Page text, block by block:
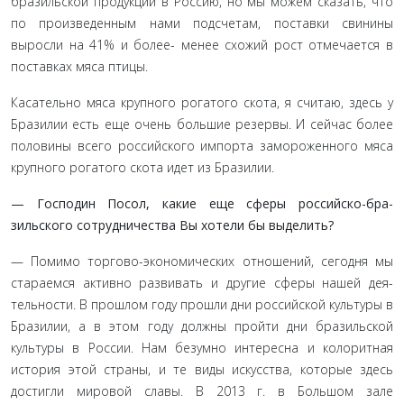
по произведенным нами подсчетам, поставки свинины
выросли на 41% и более- менее схожий рост отмечается в
поставках мяса птицы.
Касательно мяса крупного рогатого скота, я считаю, здесь у
Бразилии есть еще очень большие резервы. И сейчас более
половины всего российского импорта замороженного мяса
крупного рогатого скота идет из Бразилии.
— Господин Посол, какие еще сферы российско-бра­
зильского сотрудничества Вы хотели бы выделить?
— Помимо торгово-экономических отношений, сегодня мы
стараемся активно развивать и другие сферы нашей дея­
тельности. В прошлом году прошли дни российской культуры в
Бразилии, а в этом году должны пройти дни бразильской
культуры в России. Нам безумно интересна и колоритная
исто­рия этой страны, и те виды искусства, которые здесь
достигли мировой славы. В 2013 г. в Большом зале